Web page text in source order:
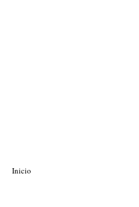
Inicio